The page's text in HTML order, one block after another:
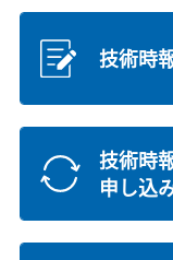
技術時
技術時
申し込